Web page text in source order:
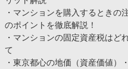
・ マンションを購入するときの
のポイントを徹底解説！
・ マンションの固定資産税はど
て
・ 東京都心の地価（資産価値）